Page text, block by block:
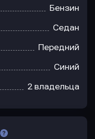
Бензин
Седан
Передний
Синий
2 владельца